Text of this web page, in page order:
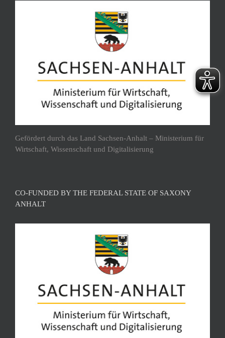
Gefördert durch das Land Sachsen-Anhalt – Ministerium für
Wirtschaft, Wissenschaft und Digitalisierung
CO-FUNDED BY THE FEDERAL STATE OF SAXONY
ANHALT